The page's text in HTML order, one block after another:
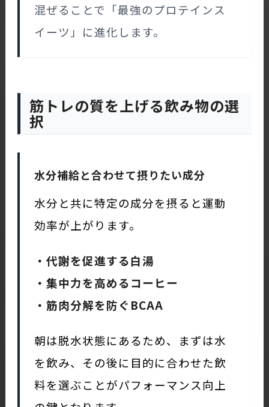
混ぜることで「最強のプロテインス
イーツ」に進化します。
筋トレの質を上げる飲み物の選
択
水分補給と合わせて摂りたい成分
水分と共に特定の成分を摂ると運動
効率が上がります。
・代謝を促進する白湯
・集中力を高めるコーヒー
・筋肉分解を防ぐBCAA
朝は脱水状態にあるため、まずは水
を飲み、その後に目的に合わせた飲
料を選ぶことがパフォーマンス向上